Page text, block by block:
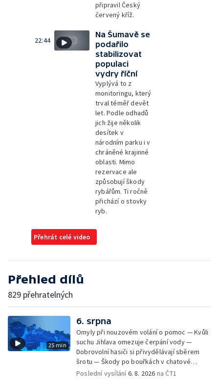
připravil Český
červený kříž.
22:44
Na Šumavě se
podařilo
stabilizovat
populaci
vydry říční
Vyplývá to z
monitoringu, který
trval téměř devět
let. Podle odhadů
jich žije několik
desítek v
národním parku i v
chráněné krajinné
oblasti. Mimo
rezervace ale
způsobují škody
rybářům. Ti ročně
přichází o stovky
ryb.
Přehrát celé video
Přehled dílů
829 přehratelných
25 min
6. srpna
Omyly při nouzovém volání o pomoc — Kvůli
suchu Jihlava omezuje čerpání vody —
Dobrovolní hasiči si přivydělávají sběrem
šrotu — Škody po bouřkách v chatové
oblasti — Pátrání po muži na jezeru Most —
Poslední vysílání6. 8. 2026 na ČT1